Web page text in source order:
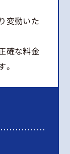
変動いた
確な料金